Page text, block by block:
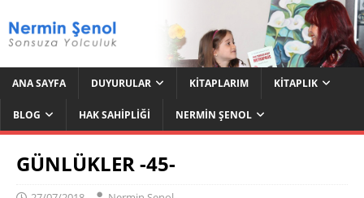
ANA SAYFA DUYURULAR KITAPLARIM KITAPLIK
BLOG HAK SAHIPLIĞI NERMIN ŞENOL
GÜNLÜKLER -45-